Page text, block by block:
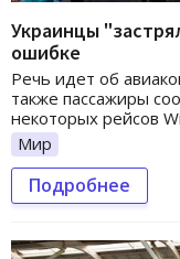
Украинцы
ошибке
Речь идет об
также пассажиры
некоторых рейсов
Мир
Подробнее